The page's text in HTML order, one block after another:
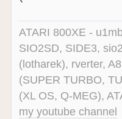
ATARI 800XE -
SIO2SD, SIDE3,
(lotharek), rverter,
(SUPER TURBO,
(XL OS, Q-MEG),
my youtube channel